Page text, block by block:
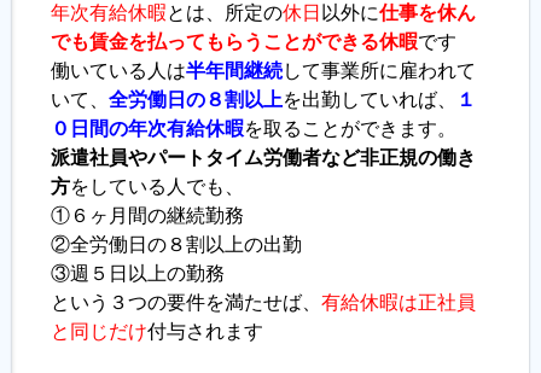
求人情報検索
各種セミナー
履歴書ジェネレーター
年次有給休暇とは、所定の休日 以外に仕事を休ん
でも賃金を払ってもらうことができる休暇です
働いている人は半年間継続して事業所に雇われて
いて、 全労働日の８割以上を出勤していれば、
１
０日間の年次有給休暇を取ることができます。
派遣社員やパートタイム労働者など非正規の働き
方をしている人でも、
①６ヶ月間の継続勤務
②全労働日の８割以上の出勤
③週５日以上の勤務
という３つの要件を満たせば、 有給休暇は正社員
と同じだけ付与されます